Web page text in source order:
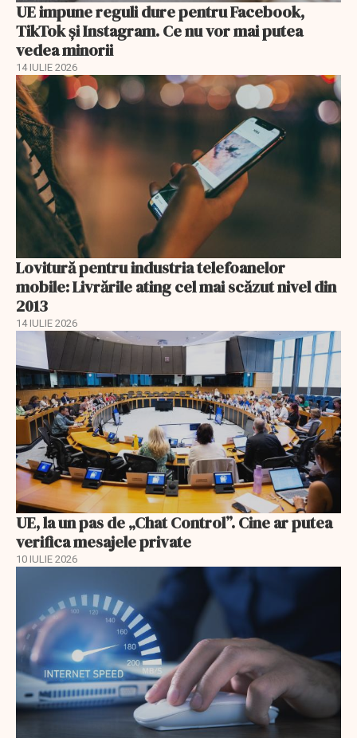
UE impune reguli dure pentru Facebook,
TikTok și Instagram. Ce nu vor mai putea
vedea minorii
14 IULIE 2026
Lovitură pentru industria telefoanelor
mobile: Livrările ating cel mai scăzut nivel din
2013
14 IULIE 2026
UE, la un pas de „Chat Control”. Cine ar putea
verifica mesajele private
10 IULIE 2026